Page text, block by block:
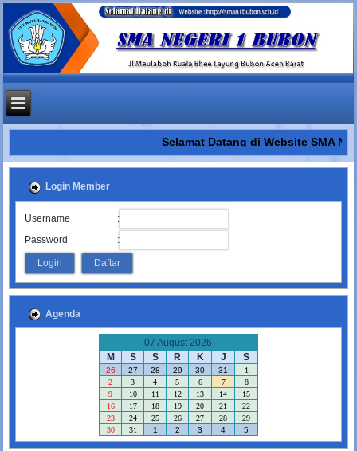
Selamat Datang di Website SMA
Login Member
Username
:
Password
:
Agenda
07 August 2026
M
S S R K J S
26 27 28 29 30 31
1
2
3 4 5 6 7
8
9
10 11 12 13 14
15
16
17 18 19 20 21
22
23
24 25 26 27 28
29
30
31 1 2 3 4 5